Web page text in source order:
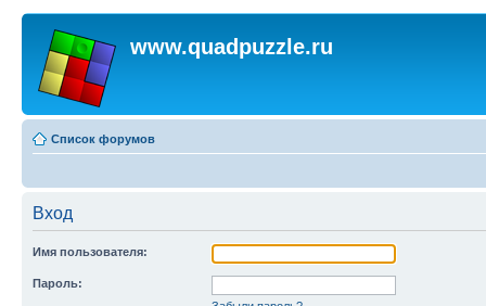
www.quadpuzzle.ru
Список форумов
Вход
Имя пользователя:
Пароль: